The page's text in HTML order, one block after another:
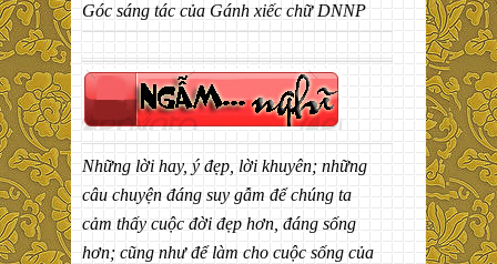
Góc sáng tác của Gánh xiếc chữ DNNP
Những lời hay, ý đẹp, lời khuyên; những
câu chuyện đáng suy gẫm để chúng ta
cảm thấy cuộc đời đẹp hơn, đáng sống
hơn; cũng như để làm cho cuộc sống của